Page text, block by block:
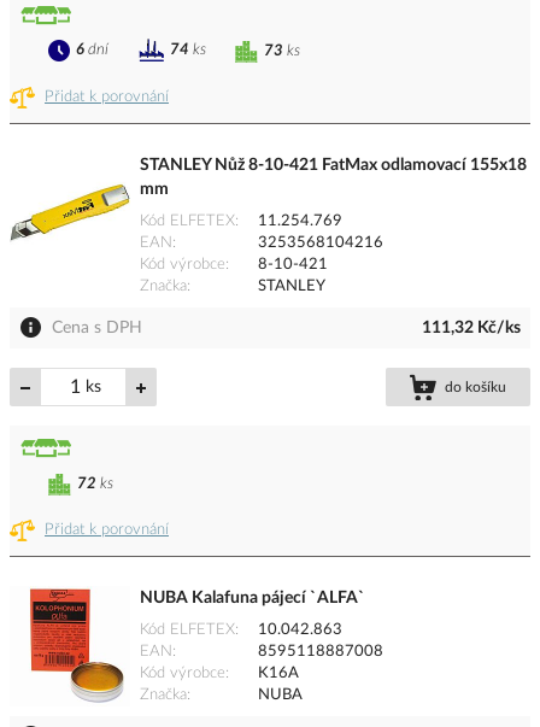
Přidat k porovnání
73 ks
6 dní 74 ks
STANLEY Nůž 8-10-421 FatMax odlamovací 155x18
mm
Kód ELFETEX
11.254.769
EAN
3253568104216
Kód výrobce
8-10-421
Značka
STANLEY
Cena s DPH 111,32 Kč/ks
ks do košíku
Přidat k porovnání
72 ks
NUBA Kalafuna pájecí `ALFA`
Kód ELFETEX
10.042.863
EAN
8595118887008
Kód výrobce
K16A
Značka
NUBA